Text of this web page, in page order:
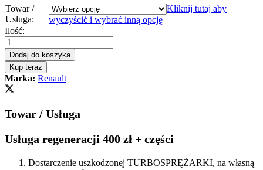
Towar /
Usługa:
Kliknij tutaj aby
wyczyścić i wybrać inną opcję
Turbosprężarka
turbina
Renault
Megane
I
1.9
102KM
quantity
Ilość:
Dodaj do koszyka
Kup teraz
Marka: Renault
Towar / Usługa
Usługa regeneracji 400 zł + części
Dostarczenie uszkodzonej TURBOSPRĘŻARKI, na własną